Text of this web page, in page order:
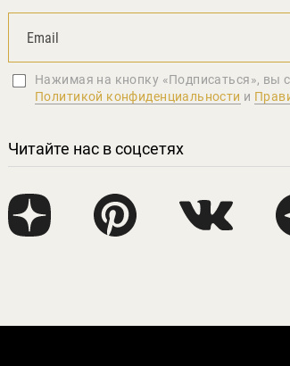
Нажимая на кнопку «Подписаться», вы
Политикой конфиденциальности и
Читайте нас в соцсетях